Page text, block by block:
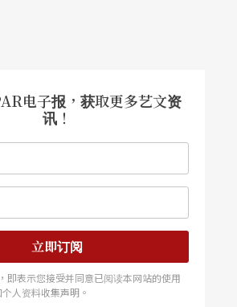
电子报，获取更多艺文资
讯！
立即订阅
即表示您接受并同意已阅读本网站的使用
人资料收集声明。